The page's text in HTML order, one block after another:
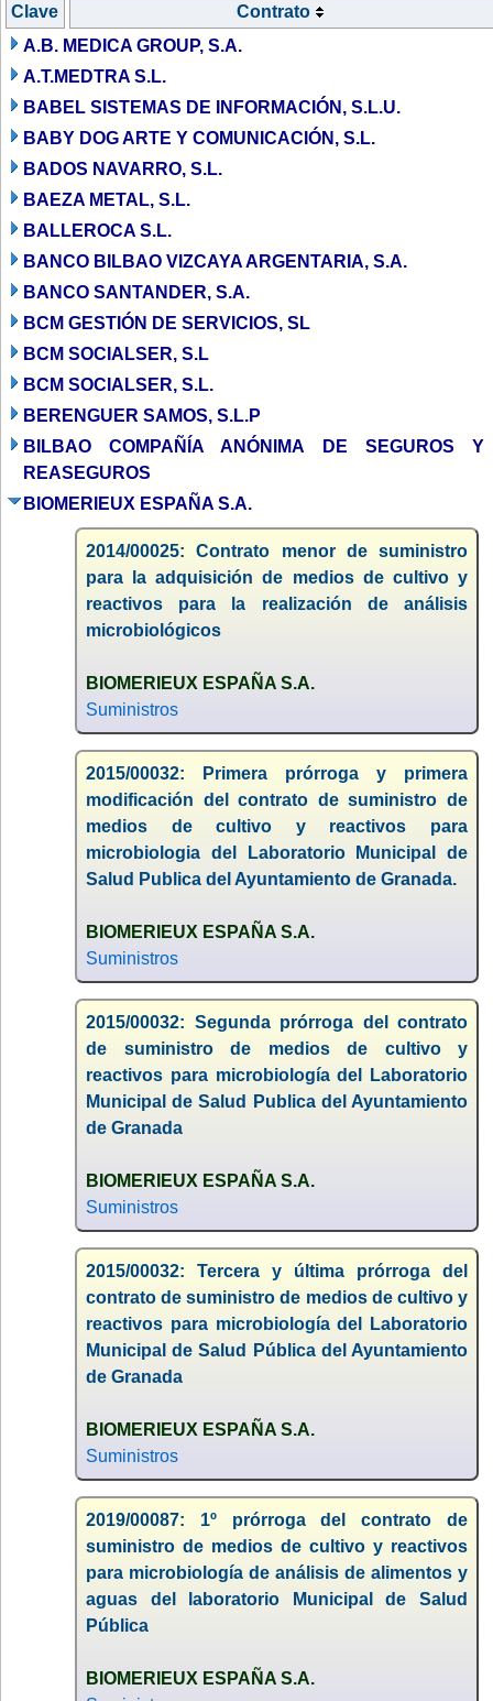
Clave
Contrato
A.B. MEDICA GROUP, S.A.
A.T.MEDTRA S.L.
BABEL SISTEMAS DE INFORMACIÓN, S.L.U.
BABY DOG ARTE Y COMUNICACIÓN, S.L.
BADOS NAVARRO, S.L.
BAEZA METAL, S.L.
BALLEROCA S.L.
BANCO BILBAO VIZCAYA ARGENTARIA, S.A.
BANCO SANTANDER, S.A.
BCM GESTIÓN DE SERVICIOS, SL
BCM SOCIALSER, S.L
BCM SOCIALSER, S.L.
BERENGUER SAMOS, S.L.P
BILBAO COMPAÑÍA ANÓNIMA DE SEGUROS Y
REASEGUROS
BIOMERIEUX ESPAÑA S.A.
2014/00025: Contrato menor de suministro
para la adquisición de medios de cultivo y
reactivos para la realización de análisis
microbiológicos
BIOMERIEUX ESPAÑA S.A.
Suministros
2015/00032: Primera prórroga y primera
modificación del contrato de suministro de
medios de cultivo y reactivos para
microbiologia del Laboratorio Municipal de
Salud Publica del Ayuntamiento de Granada.
BIOMERIEUX ESPAÑA S.A.
Suministros
2015/00032: Segunda prórroga del contrato
de suministro de medios de cultivo y
reactivos para microbiología del Laboratorio
Municipal de Salud Publica del Ayuntamiento
de Granada
BIOMERIEUX ESPAÑA S.A.
Suministros
2015/00032: Tercera y última prórroga del
contrato de suministro de medios de cultivo y
reactivos para microbiología del Laboratorio
Municipal de Salud Pública del Ayuntamiento
de Granada
BIOMERIEUX ESPAÑA S.A.
Suministros
2019/00087: 1º prórroga del contrato de
suministro de medios de cultivo y reactivos
para microbiología de análisis de alimentos y
aguas del laboratorio Municipal de Salud
Pública
BIOMERIEUX ESPAÑA S.A.